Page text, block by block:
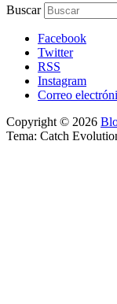
Buscar
Facebook
Twitter
RSS
Instagram
Correo
Copyright © 2026
Tema: Catch